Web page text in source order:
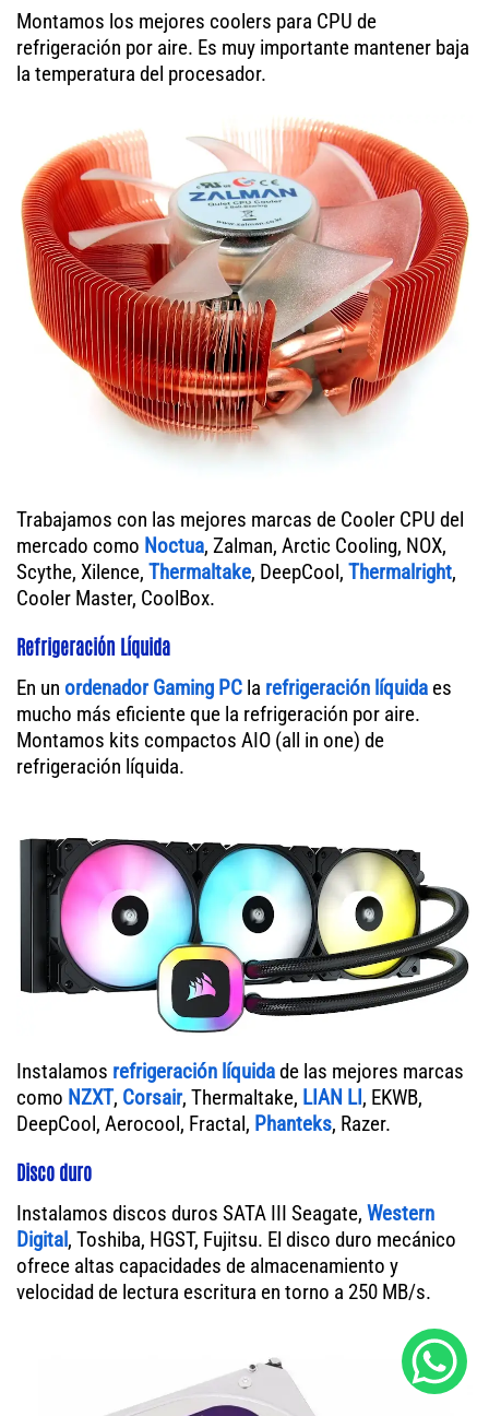
Montamos los mejores coolers para CPU de
refrigeración por aire. Es muy importante mantener baja
la temperatura del procesador.
Trabajamos con las mejores marcas de Cooler CPU del
mercado como Noctua, Zalman, Arctic Cooling, NOX,
Scythe, Xilence, Thermaltake, DeepCool, Thermalright,
Cooler Master, CoolBox.
Refrigeración Líquida
En un ordenador Gaming PC la refrigeración líquida es
mucho más eficiente que la refrigeración por aire.
Montamos kits compactos AIO (all in one) de
refrigeración líquida.
Instalamos refrigeración líquidade las mejores marcas
como NZXT, Corsair, Thermaltake, LIAN LI, EKWB,
DeepCool, Aerocool, Fractal, Phanteks, Razer.
Disco duro
Instalamos discos duros SATA III Seagate, Western
Digital, Toshiba, HGST, Fujitsu. El disco duro mecánico
ofrece altas capacidades de almacenamiento y
velocidad de lectura escritura en torno a 250 MB/s.